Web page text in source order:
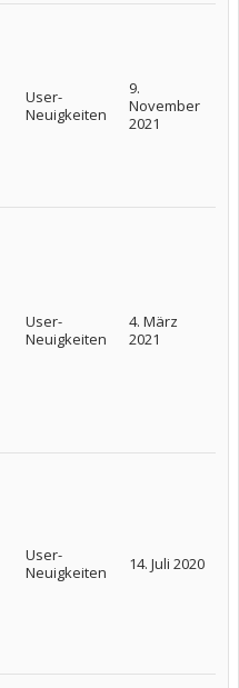
User-
Neuigkeiten
9.
November
2021
User-
Neuigkeiten
4. März
2021
User-
Neuigkeiten
14. Juli 2020